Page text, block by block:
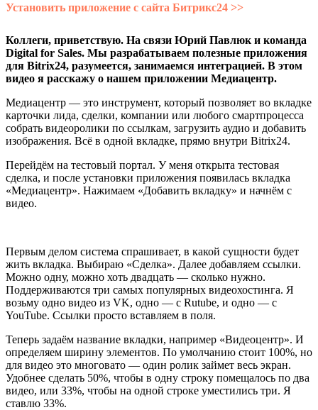
Установить приложение с сайта Битрикс24 >>
Коллеги, приветствую. На связи Юрий Павлюк и команда
Digital for Sales. Мы разрабатываем полезные приложения
для Bitrix24, разумеется, занимаемся интеграцией. В этом
видео я расскажу о нашем приложении Медиацентр.
Медиацентр — это инструмент, который позволяет во вкладке
карточки лида, сделки, компании или любого смартпроцесса
собрать видеоролики по ссылкам, загрузить аудио и добавить
изображения. Всё в одной вкладке, прямо внутри Bitrix24.
Перейдём на тестовый портал. У меня открыта тестовая
сделка, и после установки приложения появилась вкладка
«Медиацентр». Нажимаем «Добавить вкладку» и начнём с
видео.
Первым делом система спрашивает, в какой сущности будет
жить вкладка. Выбираю «Сделка». Далее добавляем ссылки.
Можно одну, можно хоть двадцать — сколько нужно.
Поддерживаются три самых популярных видеохостинга. Я
возьму одно видео из VK, одно — с Rutube, и одно — с
YouTube. Ссылки просто вставляем в поля.
Теперь задаём название вкладки, например «Видеоцентр». И
определяем ширину элементов. По умолчанию стоит 100%, но
для видео это многовато — один ролик займет весь экран.
Удобнее сделать 50%, чтобы в одну строку помещалось по два
видео, или 33%, чтобы на одной строке уместились три. Я
ставлю 33%.